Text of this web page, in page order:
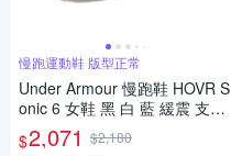
慢跑運動鞋 版型正常
Under Armour 慢跑鞋 HOVR S
onic 6 女鞋 黑 白 藍 緩震 支撐
運動鞋 UA 3026128004
$2,071 $2,180